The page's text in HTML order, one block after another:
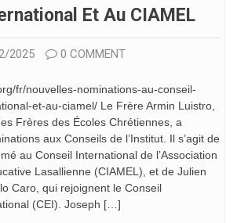
Et Au CIAMEL
2025 0 COMMENT
fr/nouvelles-nominations-au-conseil-
et-au-ciamel/ Le Frère Armin Luistro,
Frères des Écoles Chrétiennes, a
aux Conseils de l’Institut. Il s’agit de
au Conseil International de l’Association
Lasallienne (CIAMEL), et de Julien
Caro, qui rejoignent le Conseil
(CEI). Joseph […]